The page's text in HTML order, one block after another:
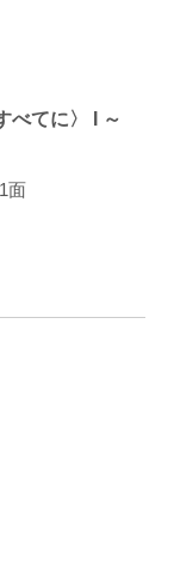
べてに〉 I ～
面